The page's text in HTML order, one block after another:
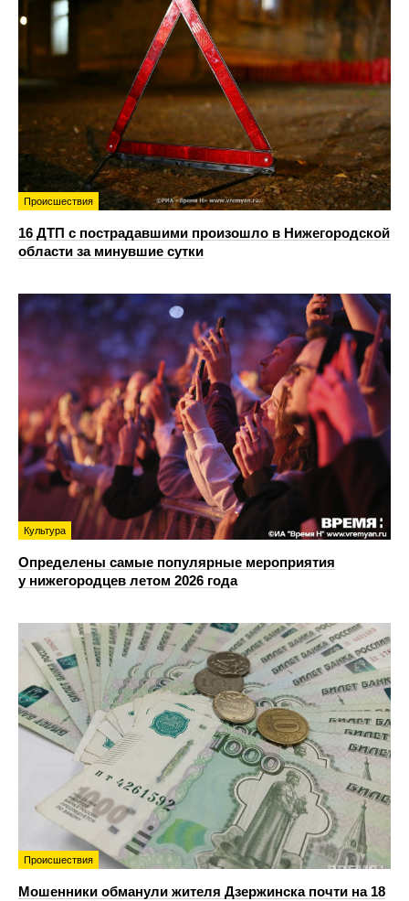
Происшествия
16 ДТП с пострадавшими произошло в Нижегородской
области за минувшие сутки
Культура
Определены самые популярные мероприятия
у нижегородцев летом 2026 года
Происшествия
Мошенники обманули жителя Дзержинска почти на 18